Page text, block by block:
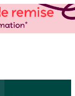
et en régions